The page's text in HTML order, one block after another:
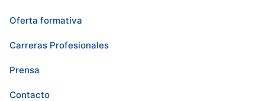
Oferta formativa
Carreras Profesionales
Prensa
Contacto